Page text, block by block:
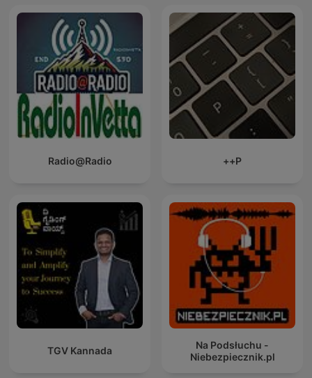
P++
Radio@Radio
Na Podsłuchu -
Niebezpiecznik.pl
TGV Kannada